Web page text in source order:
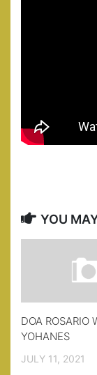
YOU
DOA ROSARIO
YOHANES
JULY 11, 2021